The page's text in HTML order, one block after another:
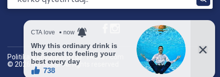
© 2026 Motilokal. All rights reserved
Politika e privatësisë| by: TROKIT.com